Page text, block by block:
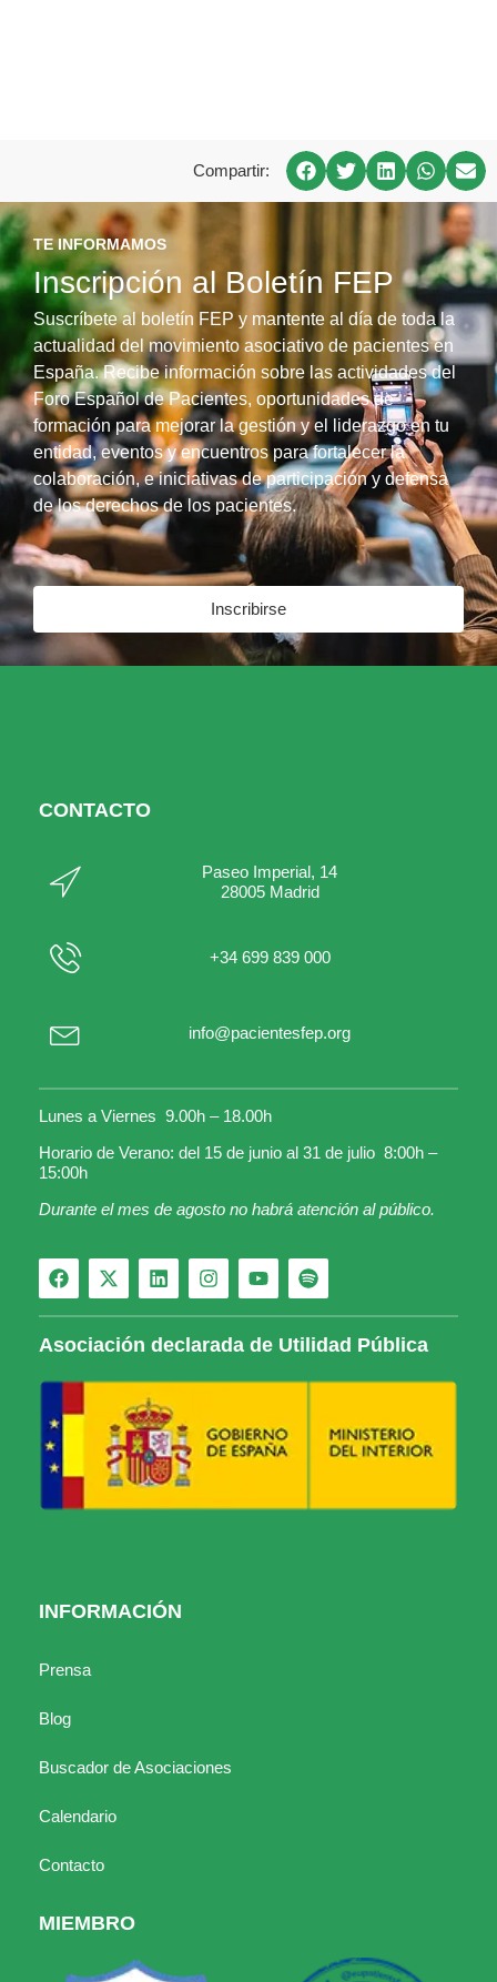
Compartir:
TE INFORMAMOS
Inscripción al Boletín FEP
Suscríbete al boletín FEP y mantente al día de toda la
actualidad del movimiento asociativo de pacientes en
España. Recibe información sobre las actividades del
Foro Español de Pacientes, oportunidades de
formación para mejorar la gestión y el liderazgo en tu
entidad, eventos y encuentros para fortalecer la
colaboración, e iniciativas de participación y defensa
de los derechos de los pacientes.
Inscribirse
CONTACTO
Paseo Imperial, 14
28005 Madrid
+34 699 839 000
info@pacientesfep.org
Lunes a Viernes 9.00h – 18.00h
Horario de Verano: del 15 de junio al 31 de julio 8:00h –
15:00h
Durante el mes de agosto no habrá atención al público.
Asociación declarada de Utilidad Pública
INFORMACIÓN
Prensa
Blog
Buscador de Asociaciones
Calendario
Contacto
MIEMBRO